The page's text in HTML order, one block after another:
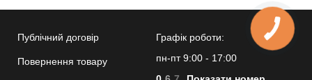
Публічний договір
Повернення товару
Графік роботи:
пн-пт 9:00 - 17:00